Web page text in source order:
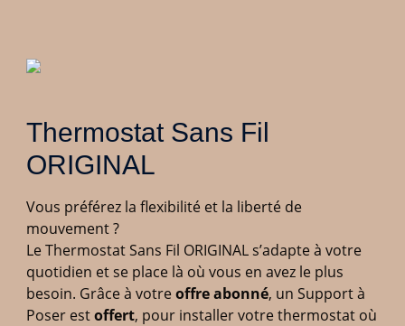
Thermostat Sans Fil
ORIGINAL
Vous préférez la flexibilité et la liberté de
mouvement ?
Le Thermostat Sans Fil ORIGINAL s’adapte à votre
quotidien et se place là où vous en avez le plus
besoin. Grâce à votreoffre abonné, un Support à
Poser estoffert, pour installer votre thermostat où